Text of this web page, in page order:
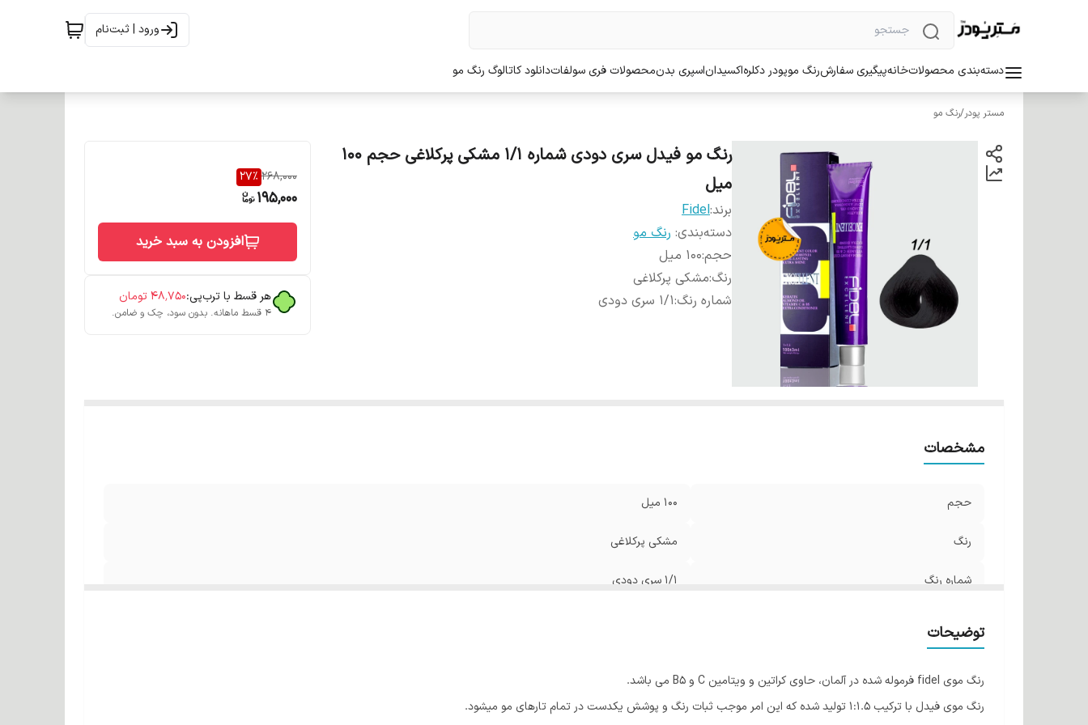
ورود | ثبت‌نام
دسته‌بندی محصولاتخانهپیگیری سفارشرنگ موپودر دکلرهاکسیداناسپری بدنمحصولات فری سولفاتدانلود کاتالوگ رنگ مو
مستر پودر/رنگ مو
رنگ مو فیدل سری دودی شماره 1/1 مشکی پرکلاغی حجم 100
میل
برند:Fidel
دسته‌بندی: رنگ مو
حجم:100 میل
رنگ:مشکی پرکلاغی
شماره رنگ:1/1 سری دودی
268,000
27%
195,000
افزودن به سبد خرید
هر قسط با ترب‌پی:۴۸٬۷۵۰تومان
۴ قسط ماهانه. بدون سود، چک و ضامن.
مشخصات
حجم 100 میل
رنگ مشکی پرکلاغی
شماره رنگ 1/1 سری دودی
توضیحات
رنگ موی fidel فرموله شده در آلمان، حاوی کراتین و ویتامین C و B5 می باشد.
رنگ موی فیدل با ترکیب 1:1.5 تولید شده که این امر موجب ثبات رنگ و پوشش یکدست در تمام تارهای مو میشود.